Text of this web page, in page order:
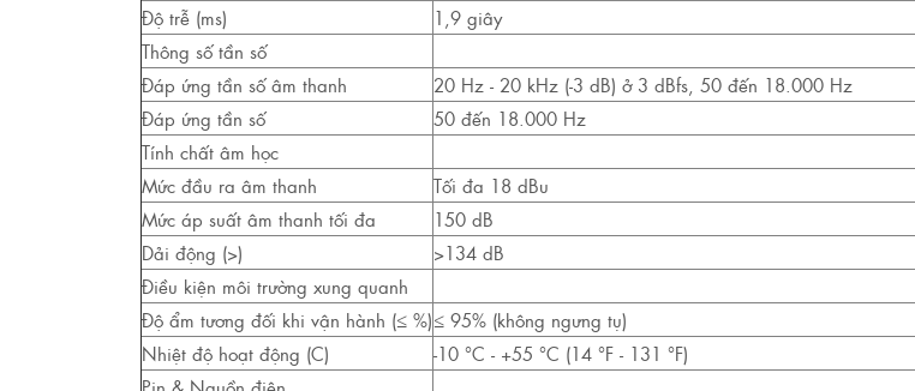
Độ trễ (ms)
1,9 giây
Thông số tần số
Đáp ứng tần số âm thanh
20 Hz - 20 kHz (-3 dB) ở 3 dBfs, 50 đến 18.000 Hz
Đáp ứng tần số
50 đến 18.000 Hz
Tính chất âm học
Mức đầu ra âm thanh
Tối đa 18 dBu
Mức áp suất âm thanh tối đa
150 dB
Dải động (>)
>134 dB
Điều kiện môi trường xung quanh
Độ ẩm tương đối khi vận hành (≤ %)≤ 95% (không ngưng tụ)
Nhiệt độ hoạt động (C)
-10 °C - +55 °C (14 °F - 131 °F)